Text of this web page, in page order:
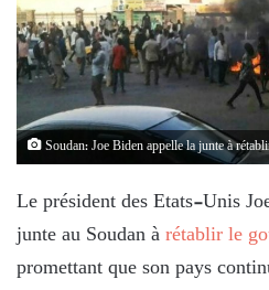
Soudan: Joe Biden appelle la junte à
Le président des Etats-Unis
junte au Soudan àrétablir le
promettant que son pays